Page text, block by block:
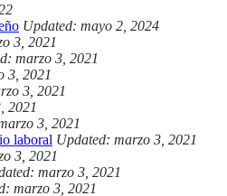
Updated: mayo 2, 2024
3, 2021
marzo 3, 2021
3, 2021
3, 2021
2021
3, 2021
laboral Updated: marzo 3, 2021
3, 2021
marzo 3, 2021
marzo 3, 2021